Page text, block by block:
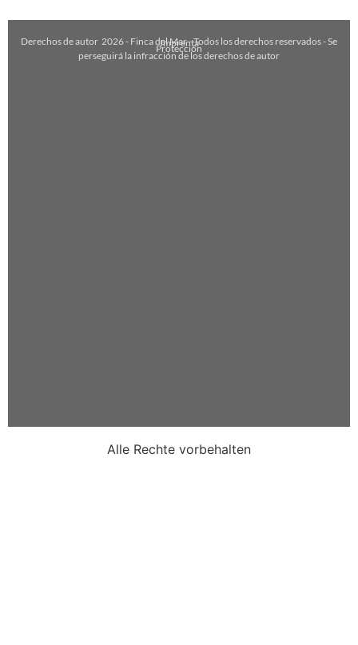
Derechos de autor 2026- Finca del Mar - Todos los derechos reservados - Se
perseguirá la infracción de los derechos de autor
Imprenta
Protección
Alle Rechte vorbehalten